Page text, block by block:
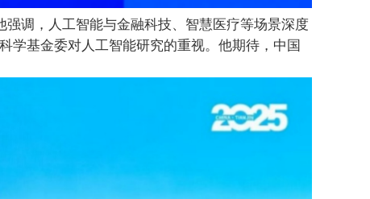
强调，人工智能与金融科技、智慧医疗等场景深度
学基金委对人工智能研究的重视。 他期待 ， 中国